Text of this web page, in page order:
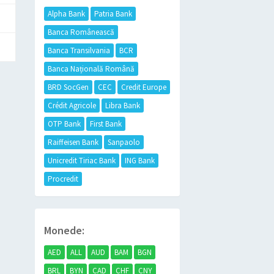
Alpha Bank
Patria Bank
Banca Românească
Banca Transilvania
BCR
Banca Națională Română
BRD SocGen
CEC
Credit Europe
Crédit Agricole
Libra Bank
OTP Bank
First Bank
Raiffeisen Bank
Sanpaolo
Unicredit Tiriac Bank
ING Bank
Procredit
Monede:
AED ALL AUD BAM
BGN
BRL
BYN CAD CHF
CNY